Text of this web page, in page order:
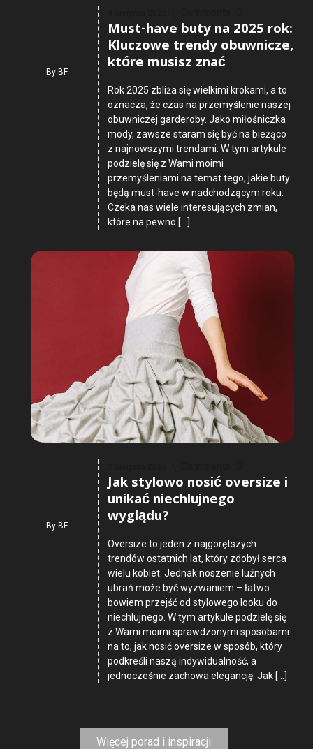
ByBF
Must-have buty na 2025 rok:
Kluczowe trendy obuwnicze,
które musisz znać
Rok 2025 zbliża się wielkimi krokami, a to
oznacza, że czas na przemyślenie naszej
obuwniczej garderoby. Jako miłośniczka
mody, zawsze staram się być na bieżąco
z najnowszymi trendami. W tym artykule
podzielę się z Wami moimi
przemyśleniami na temat tego, jakie buty
będą must-have w nadchodzącym roku.
Czeka nas wiele interesujących zmian,
które na pewno […]
ByBF
Jak stylowo nosić oversize i
unikać niechlujnego
wyglądu?
Oversize to jeden z najgorętszych
trendów ostatnich lat, który zdobył serca
wielu kobiet. Jednak noszenie luźnych
ubrań może być wyzwaniem – łatwo
bowiem przejść od stylowego looku do
niechlujnego. W tym artykule podzielę się
z Wami moimi sprawdzonymi sposobami
na to, jak nosić oversize w sposób, który
podkreśli naszą indywidualność, a
jednocześnie zachowa elegancję. Jak […]
Więcej porad i inspiracji